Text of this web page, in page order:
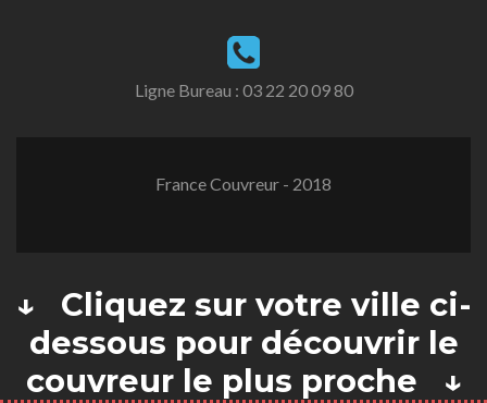
Ligne Bureau : 03 22 20 09 80
France Couvreur - 2018
↓ Cliquez sur votre ville ci-
dessous pour découvrir le
couvreur le plus proche ↓